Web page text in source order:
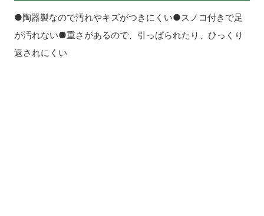
●陶器製なので汚れやキズがつきにくい●スノコ付きで足
が汚れない●重さがあるので、引っぱられたり、ひっくり
返されにくい